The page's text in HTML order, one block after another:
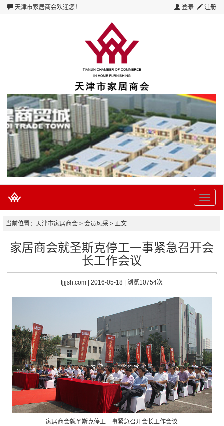
天津市家居商会欢迎您！ 登录 注册
Toggle
当前位置： 天津市家居商会 > 会员风采 > 正文
家居商会就圣斯克停工一事紧急召开会
长工作会议
tjjjsh.com | 2016-05-18 | 浏览10754次
家居商会就圣斯克停工一事紧急召开会长工作会议